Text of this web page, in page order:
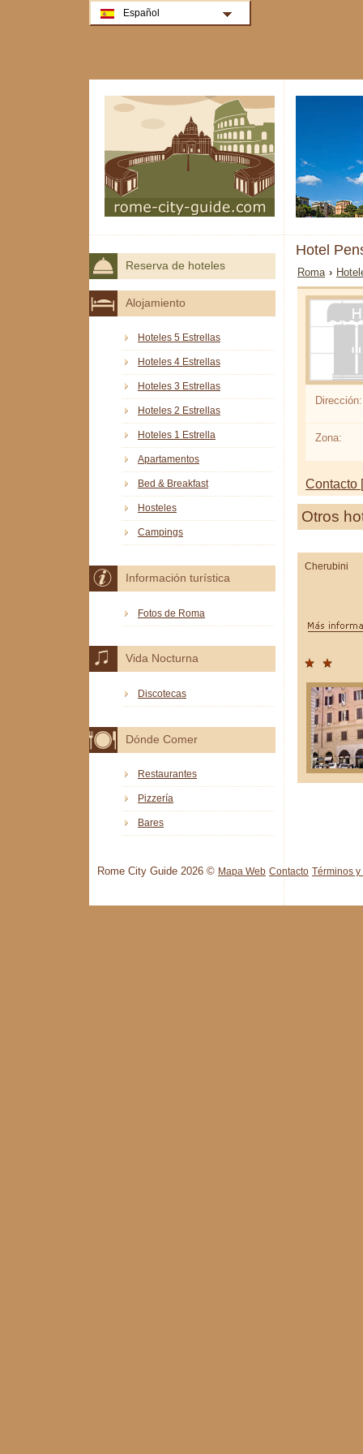
Hotel
Roma ›
Dirección:
Zona:
Contacto
Otros
Cherubini
Reserva de hoteles
Alojamiento
Hoteles 5 Estrellas
Hoteles 4 Estrellas
Hoteles 3 Estrellas
Hoteles 2 Estrellas
Hoteles 1 Estrella
Apartamentos
Bed & Breakfast
Hosteles
Campings
Información turística
Fotos de Roma
Vida Nocturna
Discotecas
Dónde Comer
Restaurantes
Pizzería
Bares
Rome City Guide 2026 © Mapa Web Contacto Términos
Español